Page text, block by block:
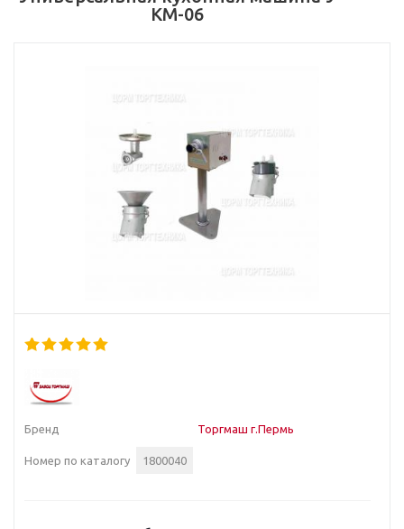
КМ-06
Бренд Торгмаш г.Пермь
Номер по каталогу 1800040